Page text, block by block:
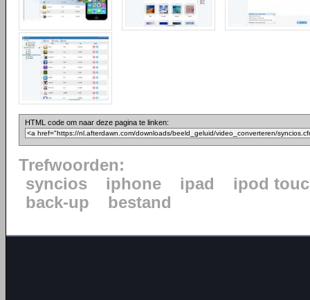
HTML code om naar deze pagina te linken:
Trefwoorden:
syncios
iphone ipad
ipod
back-up
bestand